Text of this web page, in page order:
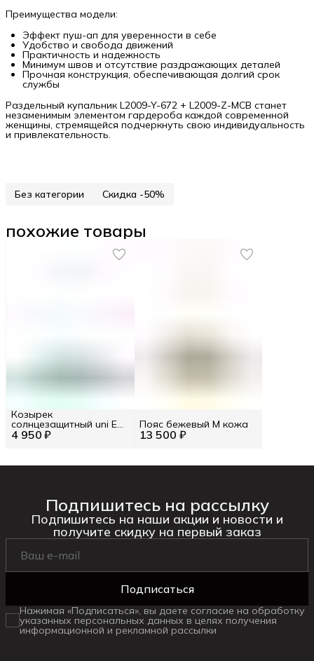
Преимущества модели:
Эффект пуш-ап для уверенности в себе
Удобство и свобода движений
Практичность и надежность
Минимум швов и отсутствие раздражающих деталей
Прочная конструкция, обеспечивающая долгий срок
службы
Раздельный купальник L2009-Y-672 + L2009-Z-MCB станет
незаменимым элементом гардероба каждой современной
женщины, стремящейся подчеркнуть свою индивидуальность
и привлекательность.
Без категории Скидка -50%
похожие товары
4 950 ₽
Козырек
солнцезащитный uni EU
/ Цв. Желтый 13 500 ₽
Пояс бежевый M кожа
Подпишитесь на рассылку
Подпишитесь на наши акции и новости и
получите скидку на первый заказ
Подписаться
Нажимая «Подписаться», вы даете согласие на обработку
указанных персональных данных в целях получения
информационной и рекламной рассылки